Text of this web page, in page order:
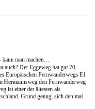
man machen…
auch? Der Eggeweg hat gut 70
Europäischen Fernwanderwegs E1
Hermannsweg den Fernwanderweg
ist einer der ältesten als
Grund genug, sich den mal